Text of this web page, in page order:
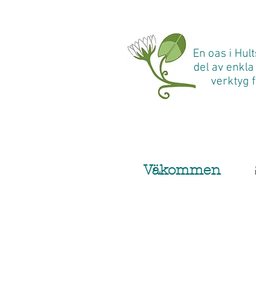
En oas i
del av
verktyg
Väkommen